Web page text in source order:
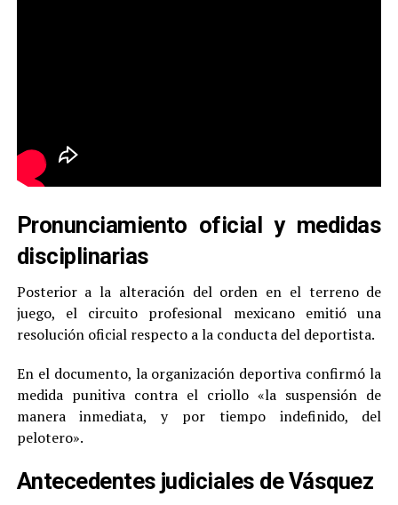
Pronunciamiento oficial y medidas
disciplinarias
Posterior a la alteración del orden en el terreno de
juego, el circuito profesional mexicano emitió una
resolución oficial respecto a la conducta del deportista.
En el documento, la organización deportiva confirmó la
medida punitiva contra el criollo «la suspensión de
manera inmediata, y por tiempo indefinido, del
pelotero».
Antecedentes judiciales de Vásquez